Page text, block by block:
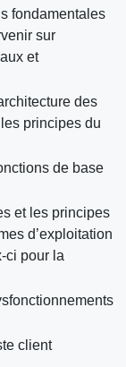
fondamentales
sur
et
des
principes du
de base
et les principes
d’exploitation
ci pour la
client